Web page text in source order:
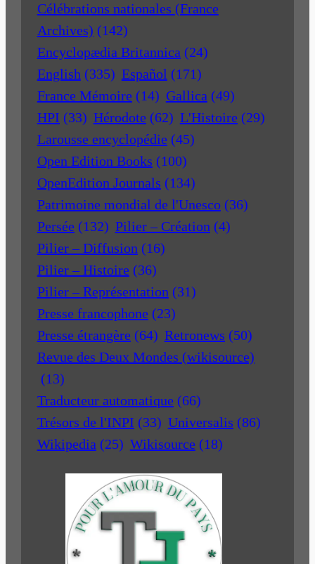
Célébrations nationales (France
Archives) (142)
Encyclopædia Britannica (24)
English (335) Español (171)
France Mémoire (14) Gallica (49)
HPI (33) Hérodote (62) L'Histoire (29)
Larousse encyclopédie (45)
Open Edition Books (100)
OpenEdition Journals (134)
Patrimoine mondial de l'Unesco (36)
Persée (132) Pilier – Création (4)
Pilier – Diffusion (16)
Pilier – Histoire (36)
Pilier – Représentation (31)
Presse francophone (23)
Presse étrangère (64) Retronews (50)
Revue des Deux Mondes (wikisource)
(13)
Traducteur automatique (66)
Trésors de l'INPI (33) Universalis (86)
Wikipedia (25) Wikisource (18)